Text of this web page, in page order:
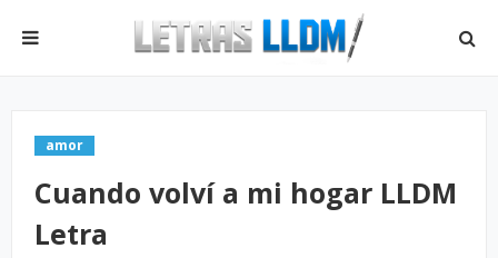
amor
Cuando volví a mi hogar LLDM
Letra